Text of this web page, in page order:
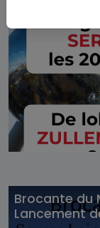
Brocante du
Lancement